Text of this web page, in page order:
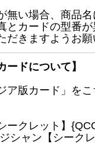
無い場合、商品
とカードの型番
きますようお願
ードについて】
ア版カード」を
ークレット】
ャン【シーク